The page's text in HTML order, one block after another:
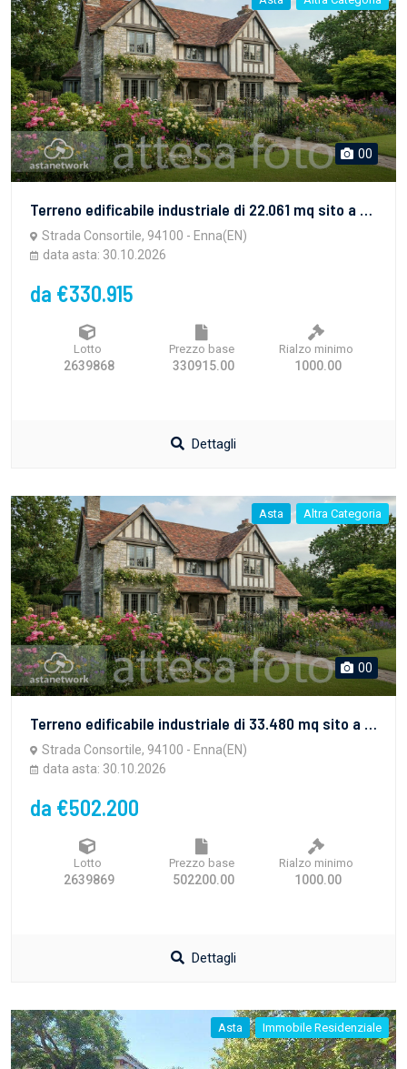
00
Terreno edificabile industriale di 22.061 mq sito a Enna (EN), in zona Industriale Dittaino. Per maggiori informazioni visitare il portale www.quimmo.it - Codice annuncio 2639868
Strada Consortile, 94100 - Enna(EN)
data asta: 30.10.2026
da €330.915
Lotto
2639868
Prezzo base
330915.00
Rialzo minimo
1000.00
Dettagli
Asta Altra Categoria
00
Terreno edificabile industriale di 33.480 mq sito a Enna (EN), in zona Industriale Dittaino. Per maggiori informazioni visitare il portale www.quimmo.it - Codice annuncio 2639869
Strada Consortile, 94100 - Enna(EN)
data asta: 30.10.2026
da €502.200
Lotto
2639869
Prezzo base
502200.00
Rialzo minimo
1000.00
Dettagli
Asta Immobile Residenziale